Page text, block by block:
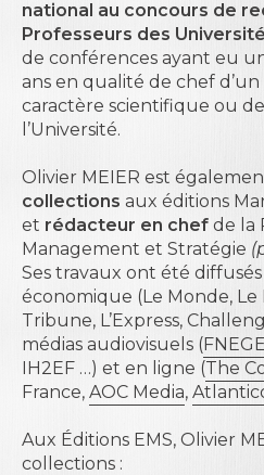
national au concours de
Professeurs des
de conférences ayant eu
ans en qualité de chef
caractère scientifique ou
l’Université.
Olivier MEIER est
collections aux éditions
et rédacteur en chef de la
Management et Stratégie
Ses travaux ont été diffusés
économique (Le Monde, Le
Tribune, L’Express,
médias audiovisuels (
IH2EF …) et en ligne (The
France, AOC Media,
Aux Éditions EMS, Olivier
collections :